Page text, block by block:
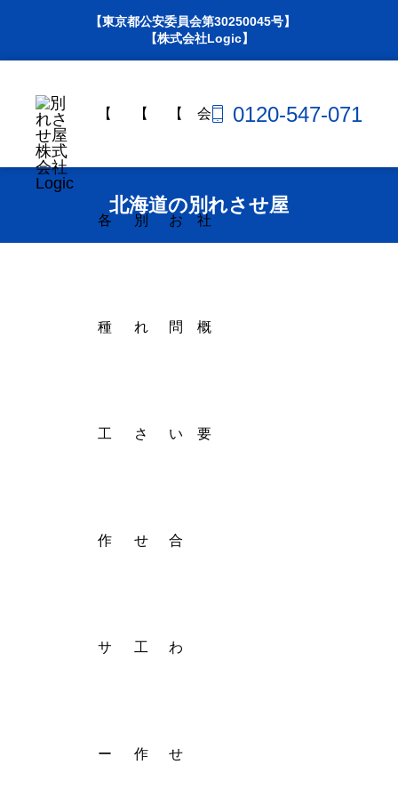
【東京都公安委員会第30250045号】
【株式会社Logic】
【
各
種
工
作
サ
ー
【
別
れ
さ
せ
工
作
【
お
問
い
合
わ
せ
会
社
概
要
0120-547-071
北海道の別れさせ屋